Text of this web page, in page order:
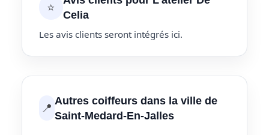
⭐
Celia
Les avis clients seront intégrés ici.
📍 Autres coiffeurs dans la ville de
Saint-Medard-En-Jalles